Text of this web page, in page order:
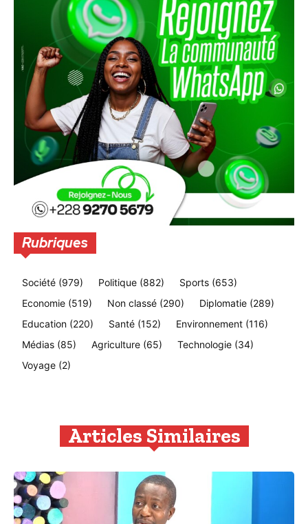
Rubriques
Société (979) Politique (882) Sports (653)
Economie (519) Non classé (290) Diplomatie (289)
Education (220) Santé (152) Environnement (116)
Médias (85) Agriculture (65) Technologie (34)
Voyage (2)
Articles Similaires